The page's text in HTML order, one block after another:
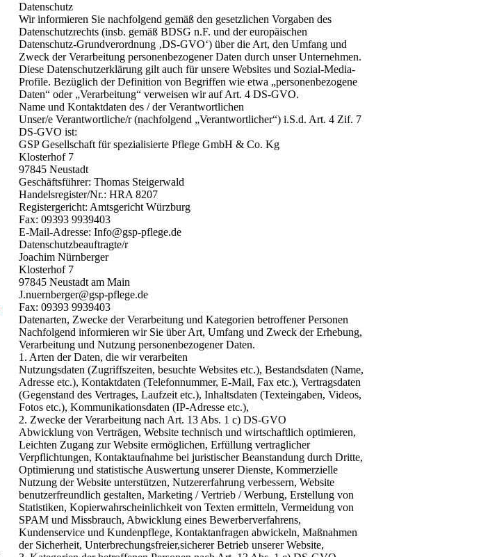
Datenschutz
Wir informieren Sie nachfolgend gemäß den gesetzlichen Vorgaben des
Datenschutzrechts (insb. gemäß BDSG n.F. und der europäischen
Datenschutz-Grundverordnung ‚DS-GVO‘) über die Art, den Umfang und
Zweck der Verarbeitung personenbezogener Daten durch unser Unternehmen.
Diese Datenschutzerklärung gilt auch für unsere Websites und Sozial-Media-
Profile. Bezüglich der Definition von Begriffen wie etwa „personenbezogene
Daten“ oder „Verarbeitung“ verweisen wir auf Art. 4 DS-GVO.
Name und Kontaktdaten des / der Verantwortlichen
Unser/e Verantwortliche/r (nachfolgend „Verantwortlicher“) i.S.d. Art. 4 Zif. 7
DS-GVO ist:
GSP Gesellschaft für spezialisierte Pflege GmbH & Co. Kg
Klosterhof 7
97845 Neustadt
Geschäftsführer: Thomas Steigerwald
Handelsregister/Nr.: HRA 8207
Registergericht: Amtsgericht Würzburg
Fax: 09393 9939403
E-Mail-Adresse: Info@gsp-pflege.de
Datenschutzbeauftragte/r
Joachim Nürnberger
Klosterhof 7
97845 Neustadt am Main
J.nuernberger@gsp-pflege.de
Fax: 09393 9939403
Datenarten, Zwecke der Verarbeitung und Kategorien betroffener Personen
Nachfolgend informieren wir Sie über Art, Umfang und Zweck der Erhebung,
Verarbeitung und Nutzung personenbezogener Daten.
1. Arten der Daten, die wir verarbeiten
Nutzungsdaten (Zugriffszeiten, besuchte Websites etc.), Bestandsdaten (Name,
Adresse etc.), Kontaktdaten (Telefonnummer, E-Mail, Fax etc.), Vertragsdaten
(Gegenstand des Vertrages, Laufzeit etc.), Inhaltsdaten (Texteingaben, Videos,
Fotos etc.), Kommunikationsdaten (IP-Adresse etc.),
2. Zwecke der Verarbeitung nach Art. 13 Abs. 1 c) DS-GVO
Abwicklung von Verträgen, Website technisch und wirtschaftlich optimieren,
Leichten Zugang zur Website ermöglichen, Erfüllung vertraglicher
Verpflichtungen, Kontaktaufnahme bei juristischer Beanstandung durch Dritte,
Optimierung und statistische Auswertung unserer Dienste, Kommerzielle
Nutzung der Website unterstützen, Nutzererfahrung verbessern, Website
benutzerfreundlich gestalten, Marketing / Vertrieb / Werbung, Erstellung von
Statistiken, Kopierwahrscheinlichkeit von Texten ermitteln, Vermeidung von
SPAM und Missbrauch, Abwicklung eines Bewerberverfahrens,
Kundenservice und Kundenpflege, Kontaktanfragen abwickeln, Maßnahmen
der Sicherheit, Unterbrechungsfreier,sicherer Betrieb unserer Website,